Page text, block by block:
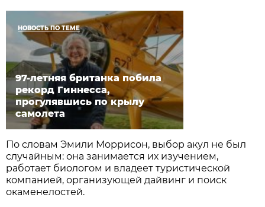
НОВОСТЬ ПО ТЕМЕ
97-летняя британка побила
рекорд Гиннесса,
прогулявшись по крылу
самолета
По словам Эмили Моррисон, выбор акул не был
случайным: она занимается их изучением,
работает биологом и владеет туристической
компанией, организующей дайвинг и поиск
окаменелостей.